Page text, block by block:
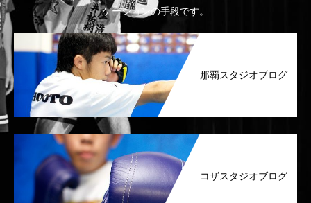
ケーションの手段です。
那覇スタジオブログ
コザスタジオブログ